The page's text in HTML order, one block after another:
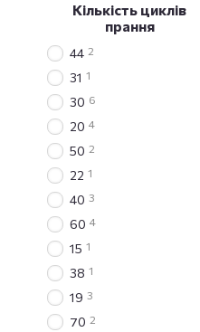
Кількість циклів
прання
44 2
31 1
30 6
20 4
50 2
22 1
40 3
60 4
15 1
38 1
19 3
70 2